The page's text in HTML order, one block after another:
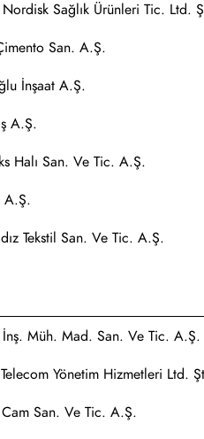
Sağlık Ürünleri Tic. Ltd.
San. A.Ş.
İnşaat A.Ş.
A.Ş.
Halı San. Ve Tic. A.Ş.
A.Ş.
Tekstil San. Ve Tic. A.Ş.
Müh. Mad. San. Ve Tic. A.Ş.
Yönetim Hizmetleri Ltd.
San. Ve Tic. A.Ş.